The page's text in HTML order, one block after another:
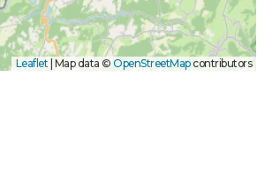
Leaflet Map data © OpenStreetMapcontributors